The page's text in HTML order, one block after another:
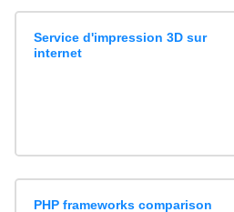
Service d'impression 3D sur
internet
PHP frameworks comparison